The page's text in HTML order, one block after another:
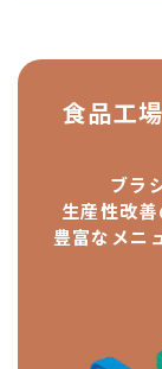
食品工
ブラ
生産性改善
豊富なメニ